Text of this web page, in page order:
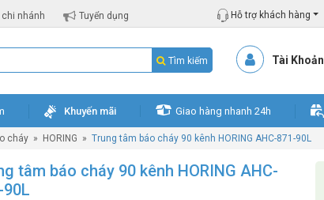
chi nhánh Tuyển dụng Hỗ trợ khách hàng
Tìm kiếm Tài Khoản
Khuyến mãi Giao hàng nhanh 24h
cháy » HORING » Trung tâm báo cháy 90 kênh HORING AHC-871-90L
tâm báo cháy 90 kênh HORING AHC-
90L